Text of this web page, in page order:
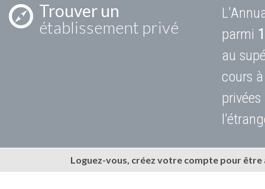
Trouver un
établissement privé
parmi
au
cours
Loguez-vous, créez votre compte pour